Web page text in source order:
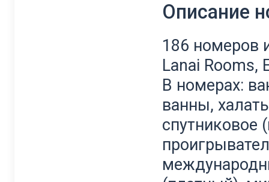
Описание
186 номеров
Lanai Rooms,
В номерах:
ванны,
спутниковое